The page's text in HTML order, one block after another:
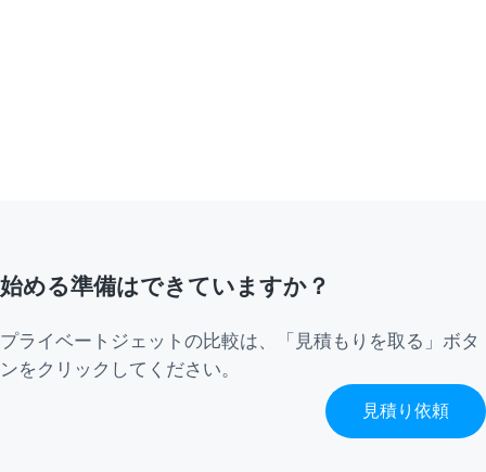
始める準備はできていますか？
プライベートジェットの比較は、「見積もりを取る」ボタ
ンをクリックしてください。
見積り依頼